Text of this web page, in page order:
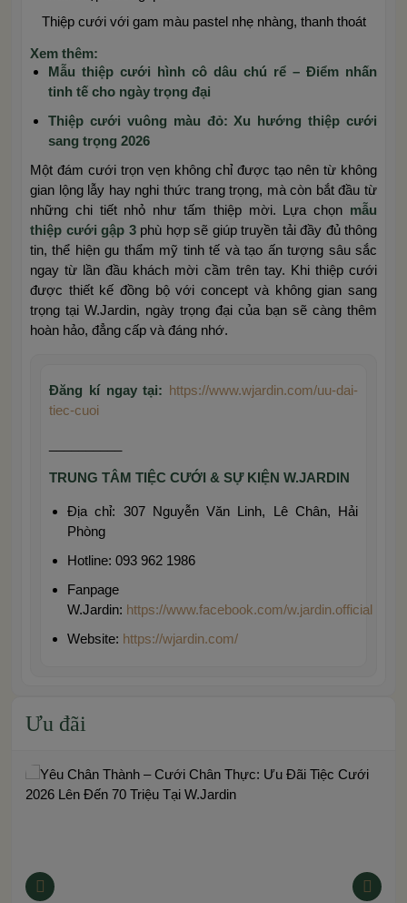
Thiệp cưới với gam màu pastel nhẹ nhàng, thanh thoát
Xem thêm:
Mẫu thiệp cưới hình cô dâu chú rể – Điểm nhấn
tinh tế cho ngày trọng đại
Thiệp cưới vuông màu đỏ: Xu hướng thiệp cưới
sang trọng 2026
Một đám cưới trọn vẹn không chỉ được tạo nên từ không
gian lộng lẫy hay nghi thức trang trọng, mà còn bắt đầu từ
những chi tiết nhỏ như tấm thiệp mời. Lựa chọn mẫu
thiệp cưới gập 3phù hợp sẽ giúp truyền tải đầy đủ thông
tin, thể hiện gu thẩm mỹ tinh tế và tạo ấn tượng sâu sắc
ngay từ lần đầu khách mời cầm trên tay. Khi thiệp cưới
được thiết kế đồng bộ với concept và không gian sang
trọng tại W.Jardin, ngày trọng đại của bạn sẽ càng thêm
hoàn hảo, đẳng cấp và đáng nhớ.
Đăng kí ngay tại: https://www.wjardin.com/uu-dai-
tiec-cuoi
TRUNG TÂM TIỆC CƯỚI & SỰ KIỆN W.JARDIN
Địa chỉ: 307 Nguyễn Văn Linh, Lê Chân, Hải
Phòng
Hotline: 093 962 1986
Fanpage
W.Jardin: https://www.facebook.com/w.jardin.official
Website: https://wjardin.com/
Ưu đãi